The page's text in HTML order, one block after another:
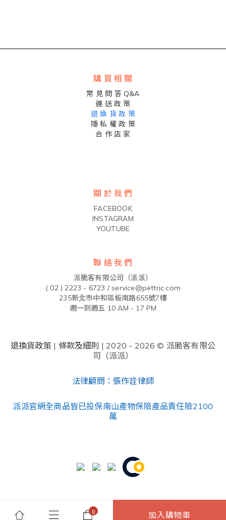
加入購物車
購 買 相 關
常 見 問 答 Q&A
運 送 政 策
退 換 貨 政 策
隱 私 權 政 策
合 作 店 家
關 於 我 們
FACEBOOK
INSTAGRAM
YOUTUBE
聯 絡 我 們
派脆客有限公司（派派）
( 02 ) 2223 - 6723 / service@pettric.com
235新北市中和區板南路655號7樓
週一到週五 10 AM - 17 PM
退換貨政策 | 條款及細則 | 2020 - 2026 © 派脆客有限公
司（派派）
法律顧問：張作詮律師
派派官網全商品皆已投保南山產物保險產品責任險2100
萬